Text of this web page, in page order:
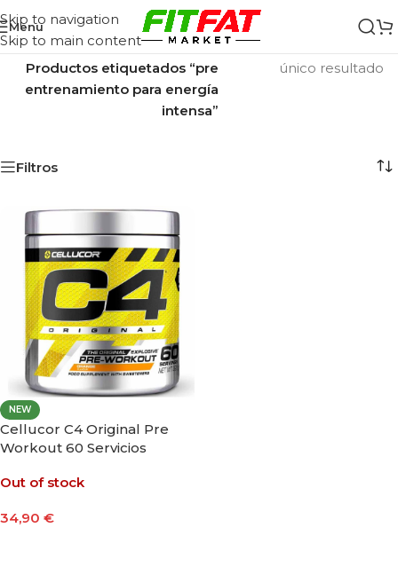
Skip to navigation
Skip to main content
Menu
Inicio/
Productos etiquetados “pre
entrenamiento para energía
intensa”
único resultado
Filtros
NEW
Cellucor C4 Original Pre
Workout 60 Servicios
Out of stock
34,90 €